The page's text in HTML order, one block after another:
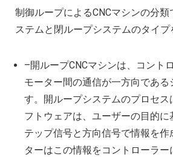
制御ループによるCNCマシンの分
ステムと閉ループシステムのタイプ
–開ループCNCマシンは、コント
モーター間の通信が一方向である
す。開ループシステムのプロセス
フトウェアは、ユーザーの目的に
テップ信号と方向信号で情報を作
ターはこの情報をコントローラー